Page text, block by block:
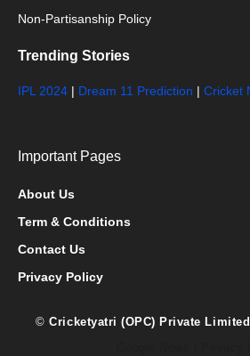
Non-Partisanship Policy
Trending Stories
IPL 2024 | Dream 11 Prediction | Cricket
Important Pages
About Us
Term & Conditions
Contact Us
Privacy Policy
©Cricketyatri (OPC) Private Limited